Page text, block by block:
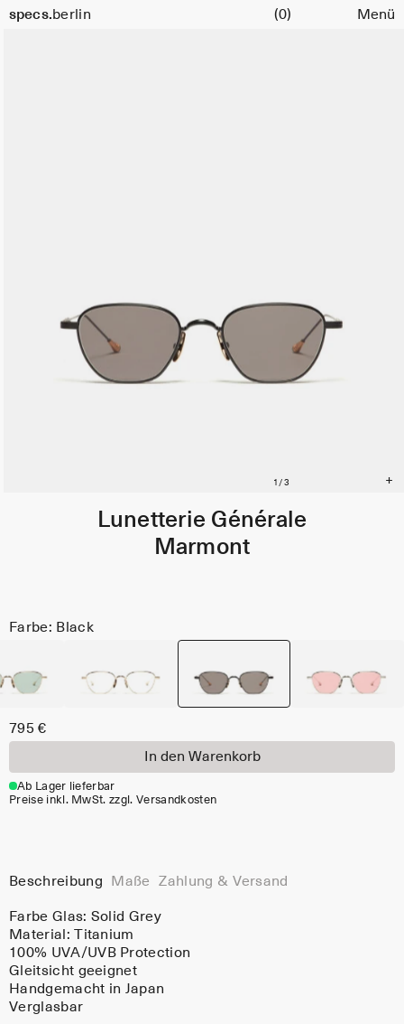
specs.berlin
Warenkorb (0) Menü
Lunetterie Générale
Marmont
Farbe: Black
795 €
In den Warenkorb
Ab Lager lieferbar
Preise inkl. MwSt. zzgl. Versandkosten
Beschreibung Maße Zahlung & Versand
Farbe Glas: Solid Grey
Material:Titanium
100% UVA/UVB Protection
Gleitsicht geeignet
Handgemacht in Japan
Verglasbar